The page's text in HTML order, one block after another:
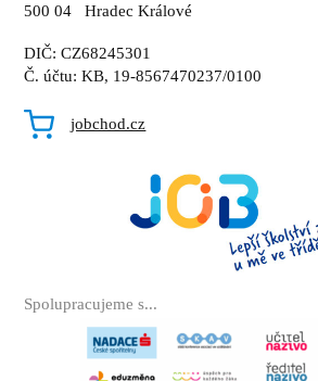
500 04 Hradec Králové
DIČ: CZ68245301
Č. účtu: KB, 19-8567470237/0100
jobchod.cz
Spolupracujeme s...